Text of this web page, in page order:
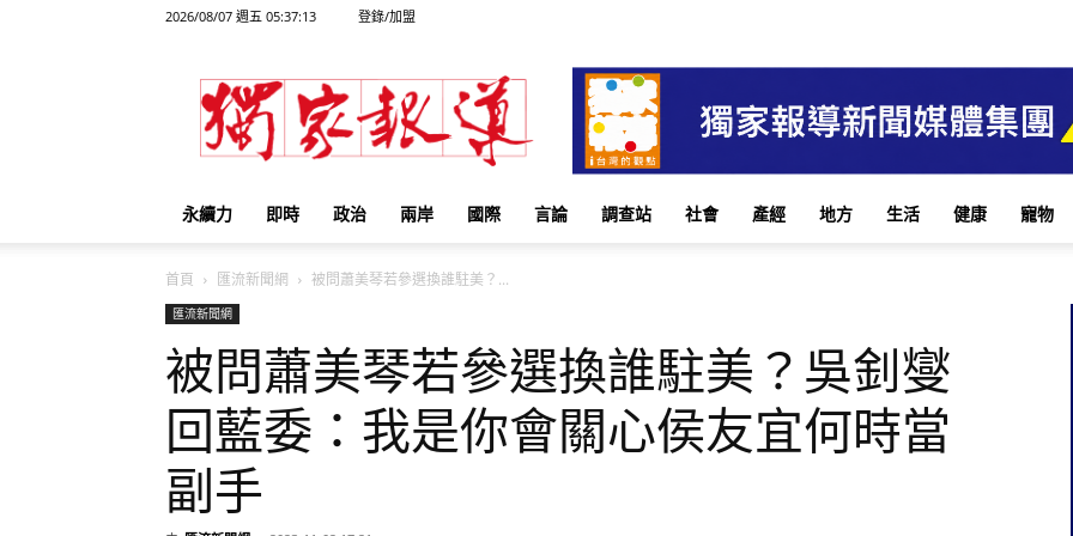
2026/08/07 週五 05:37:13 登錄/加盟
獨
家
報
永續力 即時 政治 兩岸 國際 言論 調查站 社會 產經 地方 生活 健康 寵物
首頁 匯流新聞網 被問蕭美琴若參選換誰駐美？...
匯流新聞網
被問蕭美琴若參選換誰駐美？吳釗燮
回藍委：我是你會關心侯友宜何時當
副手